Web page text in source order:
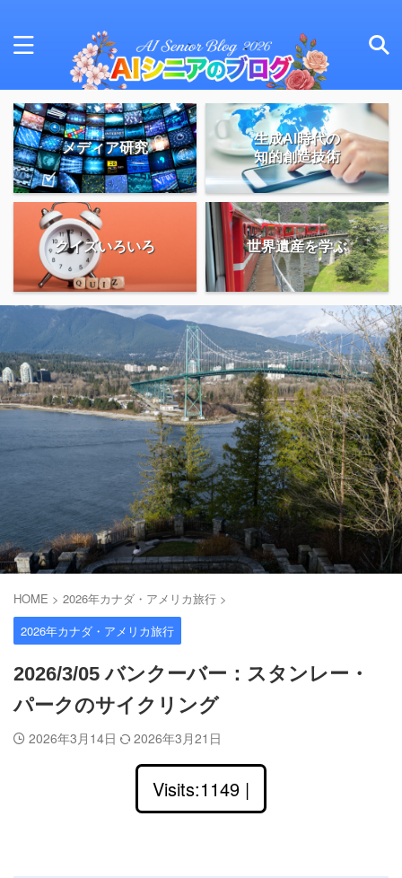
メディア研究
生成AI時代の
知的創造技術
クイズいろいろ 世界遺産を学ぶ
HOME > 2026年カナダ・アメリカ旅行 >
2026年カナダ・アメリカ旅行
2026/3/05 バンクーバー：スタンレー・
パークのサイクリング
2026年3月14日 2026年3月21日
Visits:1149 |